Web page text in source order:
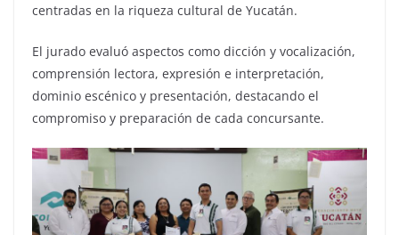
centradas en la riqueza cultural de Yucatán.
El jurado evaluó aspectos como dicción y vocalización,
comprensión lectora, expresión e interpretación,
dominio escénico y presentación, destacando el
compromiso y preparación de cada concursante.